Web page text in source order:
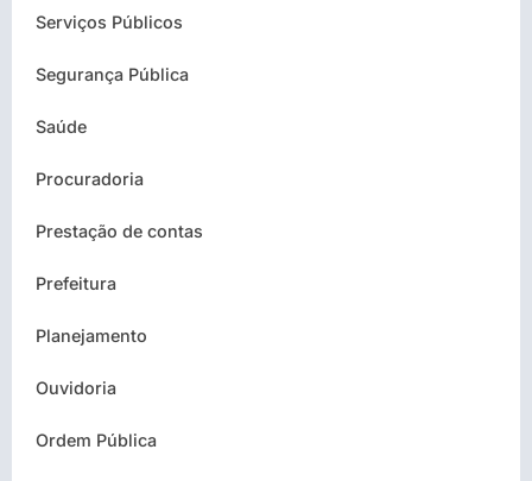
Serviços Públicos
Segurança Pública
Saúde
Procuradoria
Prestação de contas
Prefeitura
Planejamento
Ouvidoria
Ordem Pública